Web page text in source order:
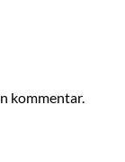
kommentar.